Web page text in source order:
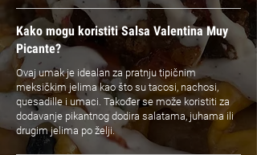
Kako mogu koristiti Salsa Valentina Muy
Picante?
Ovaj umak je idealan za pratnju tipičnim
meksičkim jelima kao što su tacosi, nachosi,
quesadille i umaci. Također se može koristiti za
dodavanje pikantnog dodira salatama, juhama ili
drugim jelima po želji.